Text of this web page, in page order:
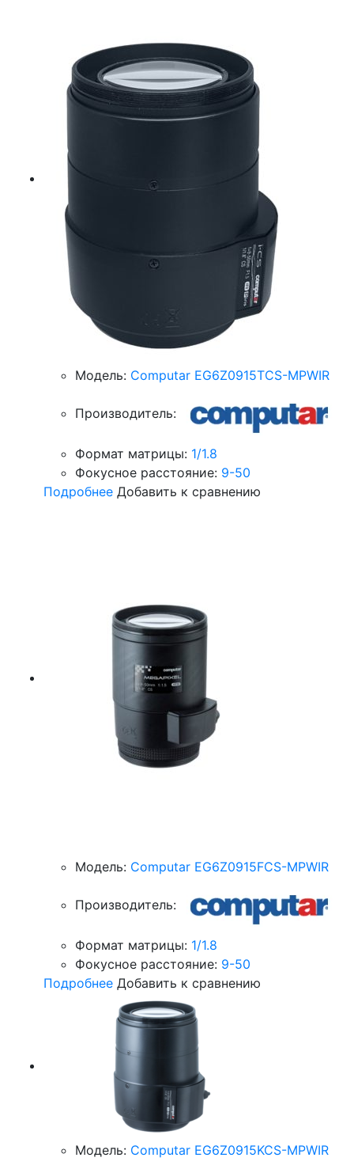
Модель: Computar EG6Z0915TCS-MPWIR
Производитель:
Формат матрицы: 1/1.8
Фокусное расстояние: 9-50
Подробнее Добавить к сравнению
Модель: Computar EG6Z0915FCS-MPWIR
Производитель:
Формат матрицы: 1/1.8
Фокусное расстояние: 9-50
Подробнее Добавить к сравнению
Модель: Computar EG6Z0915KCS-MPWIR